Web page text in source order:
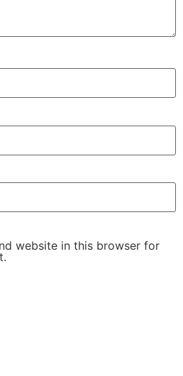
website in this browser for